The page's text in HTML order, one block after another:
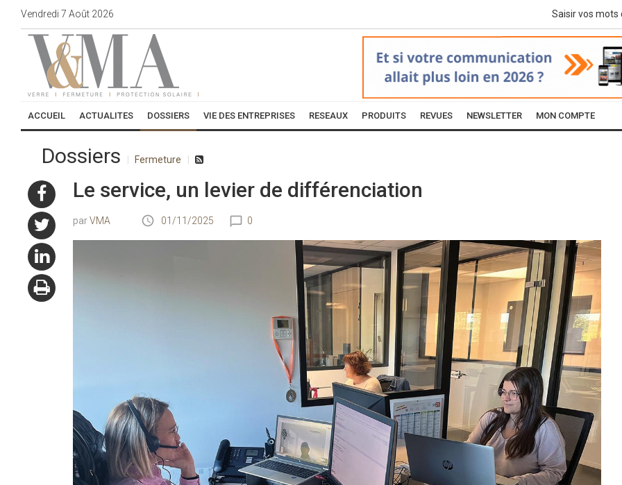
Vendredi 7 Août 2026
ACCUEIL ACTUALITES DOSSIERS VIE DES ENTREPRISES RESEAUX PRODUITS REVUES NEWSLETTER MON COMPTE
Dossiers Fermeture
Le service, un levier de différenciation
VMA 01/11/2025 0